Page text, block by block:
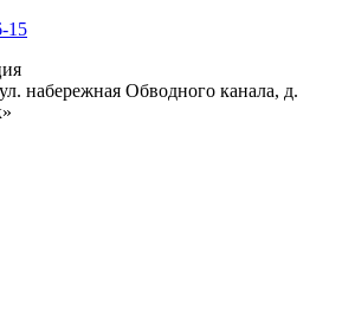
15
набережная Обводного канала, д.